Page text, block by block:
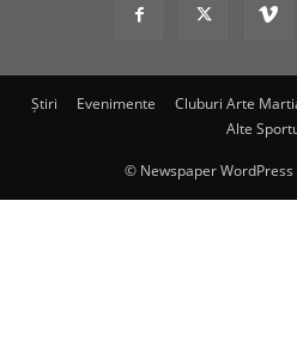
Știri Evenimente Cluburi Arte
Alte
© Newspaper WordPress